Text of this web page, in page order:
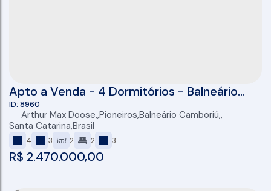
Apto a Venda - 4 Dormitórios - Balneário
Camboriú - Lançamento - 140m2 privativos
R$ 2.470.000,00
8960
Arthur Max Doose ,Pioneiros,Balneário Camboriú ,
Santa Catarina,Brasil
4 3 2 2 3